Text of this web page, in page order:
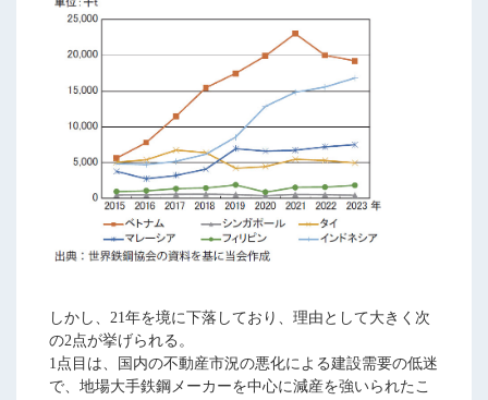
しかし、21年を境に下落しており、理由として大きく次
の2点が挙げられる。
1点目は、国内の不動産市況の悪化による建設需要の低迷
で、地場大手鉄鋼メーカーを中心に減産を強いられたこ